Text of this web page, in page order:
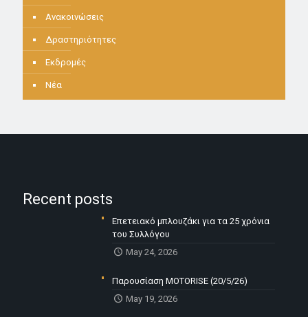
Ανακοινώσεις
Δραστηριότητες
Εκδρομές
Νέα
Recent posts
Επετειακό μπλουζάκι για τα 25 χρόνια
του Συλλόγου
May 24, 2026
Παρουσίαση MOTORISE (20/5/26)
May 19, 2026